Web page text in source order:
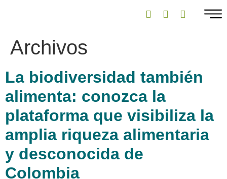
Archivos
La biodiversidad también
alimenta: conozca la
plataforma que visibiliza la
amplia riqueza alimentaria
y desconocida de
Colombia